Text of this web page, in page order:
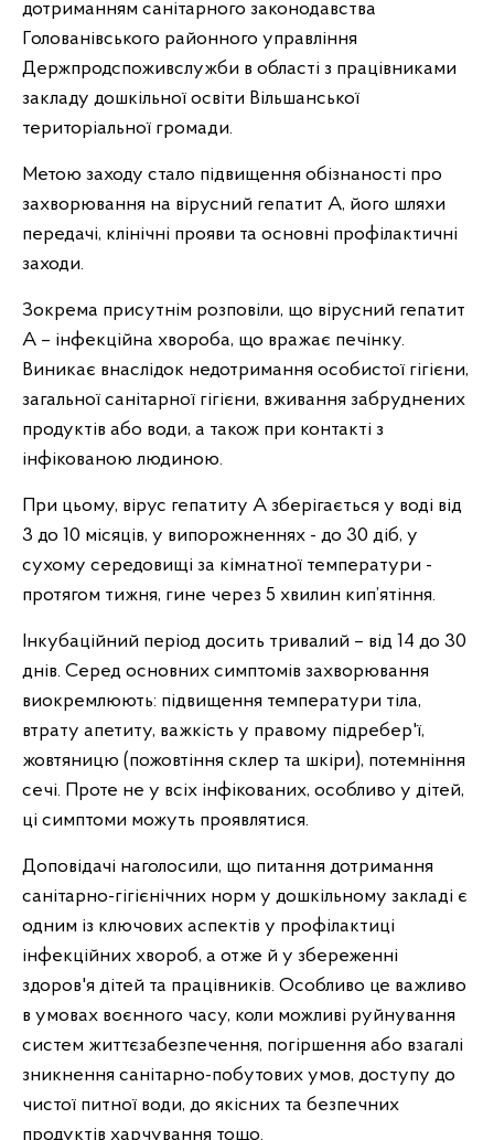
дотриманням санітарного законодавства
Голованівського районного управління
Держпродспоживслужби в області з працівниками
закладу дошкільної освіти Вільшанської
територіальної громади.
Метою заходу стало підвищення обізнаності про
захворювання на вірусний гепатит А, його шляхи
передачі, клінічні прояви та основні профілактичні
заходи.
Зокрема присутнім розповіли, що вірусний гепатит
А – інфекційна хвороба, що вражає печінку.
Виникає внаслідок недотримання особистої гігієни,
загальної санітарної гігієни, вживання забруднених
продуктів або води, а також при контакті з
інфікованою людиною.
При цьому, вірус гепатиту А зберігається у воді від
3 до 10 місяців, у випорожненнях - до 30 діб, у
сухому середовищі за кімнатної температури -
протягом тижня, гине через 5 хвилин кип’ятіння.
Інкубаційний період досить тривалий – від 14 до 30
днів. Серед основних симптомів захворювання
виокремлюють: підвищення температури тіла,
втрату апетиту, важкість у правому підребер'ї,
жовтяницю (пожовтіння склер та шкіри), потемніння
сечі. Проте не у всіх інфікованих, особливо у дітей,
ці симптоми можуть проявлятися.
Доповідачі наголосили, що питання дотримання
санітарно-гігієнічних норм у дошкільному закладі є
одним із ключових аспектів у профілактиці
інфекційних хвороб, а отже й у збереженні
здоров'я дітей та працівників. Особливо це важливо
в умовах воєнного часу, коли можливі руйнування
систем життєзабезпечення, погіршення або взагалі
зникнення санітарно-побутових умов, доступу до
чистої питної води, до якісних та безпечних
продуктів харчування тощо.